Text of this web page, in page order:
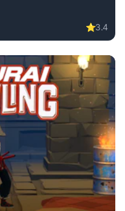
⭐3.4
online free. adventure